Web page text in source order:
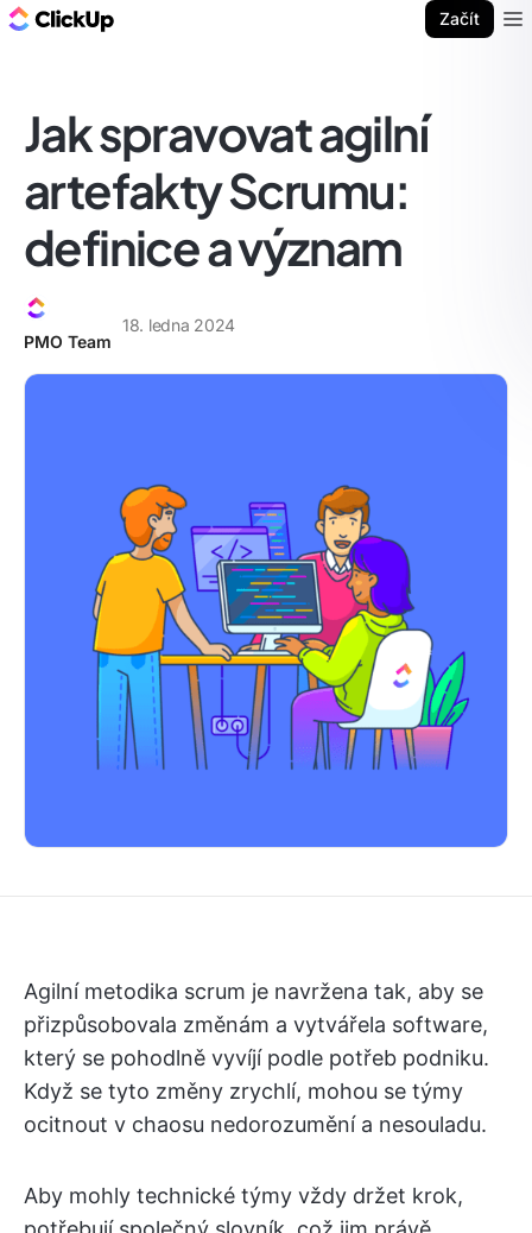
Začít
Jak spravovat agilní
artefakty Scrumu:
definice a význam
PMO Team
18. ledna 2024
Agilní metodika scrum je navržena tak, aby se
přizpůsobovala změnám a vytvářela software,
který se pohodlně vyvíjí podle potřeb podniku.
Když se tyto změny zrychlí, mohou se týmy
ocitnout v chaosu nedorozumění a nesouladu.
Aby mohly technické týmy vždy držet krok,